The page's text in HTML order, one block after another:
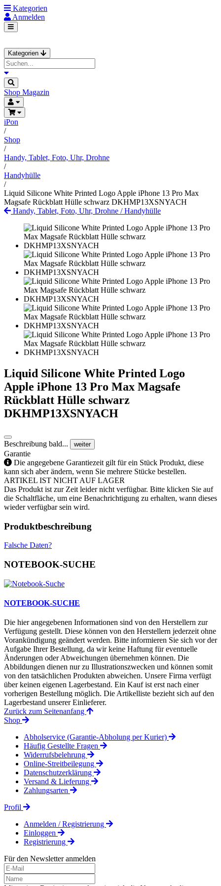
Kategorien
Anmelden
Kategorien
Shop Magazin
iPon
/
Shop
/
Handy, Tablet, Foto, Uhr, Drohne
/
Handyhülle
/
Liquid Silicone White Printed Logo Apple iPhone 13 Pro Max
Magsafe Rückblatt Hülle schwarz DKHMP13XSNYACH
Handy, Tablet, Foto, Uhr, Drohne /Handyhülle
Liquid Silicone White Printed Logo
Apple iPhone 13 Pro Max Magsafe
Rückblatt Hülle schwarz
DKHMP13XSNYACH
Beschreibung bald... weiter
Garantie
Die angegebene Garantiezeit gilt für ein Stück Produkt, diese
kann sich aber ändern, wenn Sie mehrere Stücke bestellen.
ARTIKEL IST NICHT AUF LAGER
Das Produkt ist zur Zeit leider nicht verfügbar. Bitte klicken Sie auf
die Schaltfläche, um eine Benachrichtigung zu erhalten, wann dieses
wieder verfügbar sein wird.
Produktbeschreibung
Falsche Daten?
NOTEBOOK-SUCHE
NOTEBOOK-SUCHE
Die hier angegebenen Informationen sind von den Herstellern zur
Verfügung gestellt. Diese können von den Herstellern jederzeit ohne
Vorankündigung geändert werden. Bitte informieren Sie sich vor der
Aufgabe Ihrer Bestellung, da wir keine Haftung für eventuelle
Änderungen oder Abweichungen übernehmen können. Die
Abbildungen dienen nur zu Illustrationszwecken und können somit
von den tatsächlichen Produkten abweichen. Unsere Firma verfügt
über keinen eigenen Lagerbestand. Ein Kauf ist erst nach einer
vorherigen Bestellung möglich. Die Artikelliste bezieht sich auf den
Lagerbestand unserer Einlieferer.
Zurück zum Seitenanfang
Shop
Abholservice (Garantie-Abholung per Kurier)
Häufig Gestellte Fragen
Widerrufsbelehrung
Online-Streitbeilegung
Datenschutzerklärung
Versand & Lieferung
Zahlungsarten
Profil
Anmelden / Registrierung
Einloggen
Registrierung
Für den Newsletter anmelden